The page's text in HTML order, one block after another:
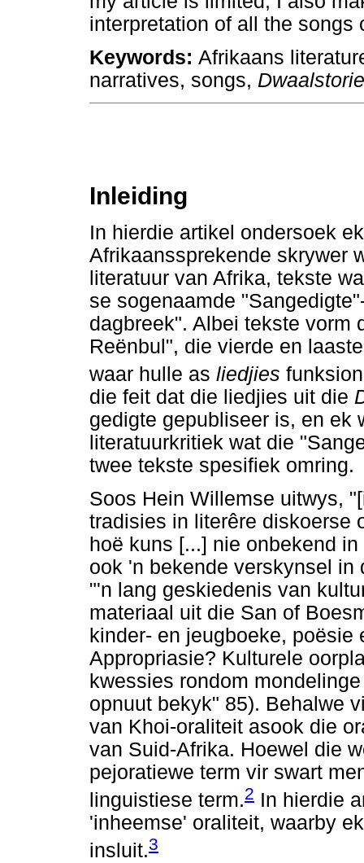
interpretation of all the
Keywords: Afrikaans
narratives, songs,
Inleiding
In hierdie artikel ondersoek
Afrikaanssprekende skrywer
literatuur van Afrika, tekste
se sogenaamde
dagbreek". Albei tekste vorm
Reënbul", die vierde en
waar hulle as liedjies
die feit dat die liedjies uit die
gedigte gepubliseer is, en ek
literatuurkritiek wat die
twee tekste spesifiek omring.
Soos Hein Willemse uitwys,
tradisies in literêre diskoerse
hoë kuns [...] nie onbekend
ook 'n bekende verskynsel
"'n lang geskiedenis van
materiaal uit die San of
kinder- en jeugboeke, poësie
Appropriasie? Kulturele
kwessies rondom
opnuut bekyk" 85). Behalwe
van Khoi-oraliteit asook die
van Suid-Afrika. Hoewel die
pejoratiewe term vir swart
linguistiese term.2 In hierdie
'inheemse' oraliteit, waarby
insluit.3